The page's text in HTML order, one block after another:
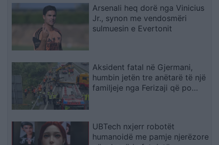
Arsenali heq dorë nga Vinicius
Jr., synon me vendosmëri
sulmuesin e Evertonit
Aksident fatal në Gjermani,
humbin jetën tre anëtarë të një
familjeje nga Ferizaji që po
UBTech nxjerr robotët
humanoidë me pamje njerëzore